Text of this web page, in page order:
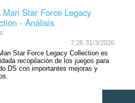
Man Star Force Legacy
- Análisis
7:26 31/3/2026
Star Force Legacy Collection es
recopilación de los juegos para
DS con importantes mejoras y